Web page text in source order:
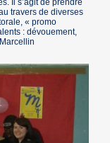
travers de diverses
« promo
: dévouement,